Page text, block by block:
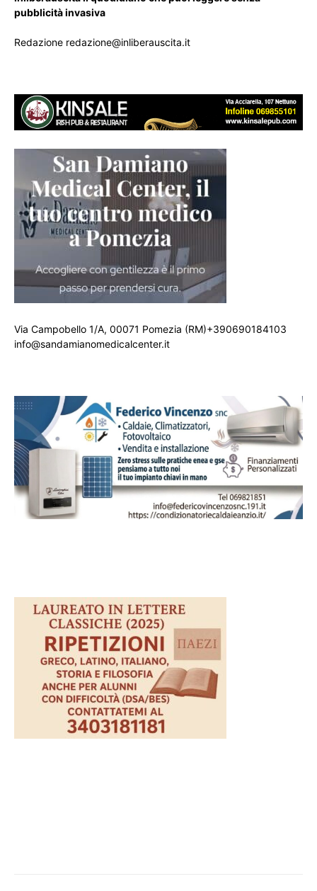
pubblicità invasiva
Redazione redazione@inliberauscita.it
Via Campobello 1/A, 00071 Pomezia (RM)+390690184103
info@sandamianomedicalcenter.it